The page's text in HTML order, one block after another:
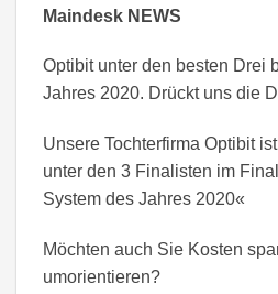
Maindesk NEWS
Optibit unter den besten Drei
Jahres 2020. Drückt uns die
Unsere Tochterfirma Optibit
unter den 3 Finalisten im
System des Jahres 2020«
Möchten auch Sie Kosten
umorientieren?